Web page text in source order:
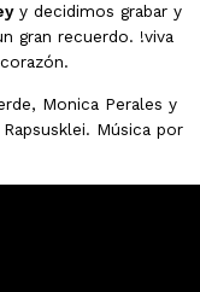
y decidimos grabar y
gran recuerdo. !viva
Monica Perales y
Música por